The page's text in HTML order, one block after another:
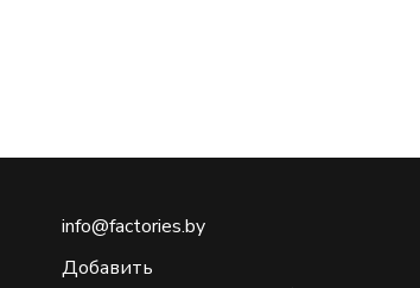
info@factories.by
Добавить